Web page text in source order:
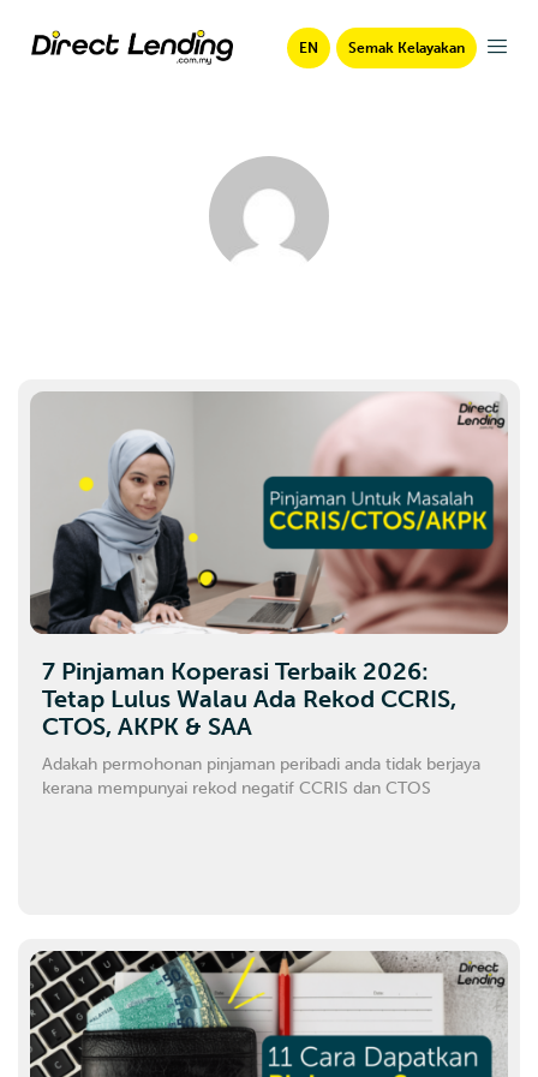
EN Semak Kelayakan
7 Pinjaman Koperasi Terbaik 2026:
Tetap Lulus Walau Ada Rekod CCRIS,
CTOS, AKPK & SAA
Adakah permohonan pinjaman peribadi anda tidak berjaya
kerana mempunyai rekod negatif CCRIS dan CTOS